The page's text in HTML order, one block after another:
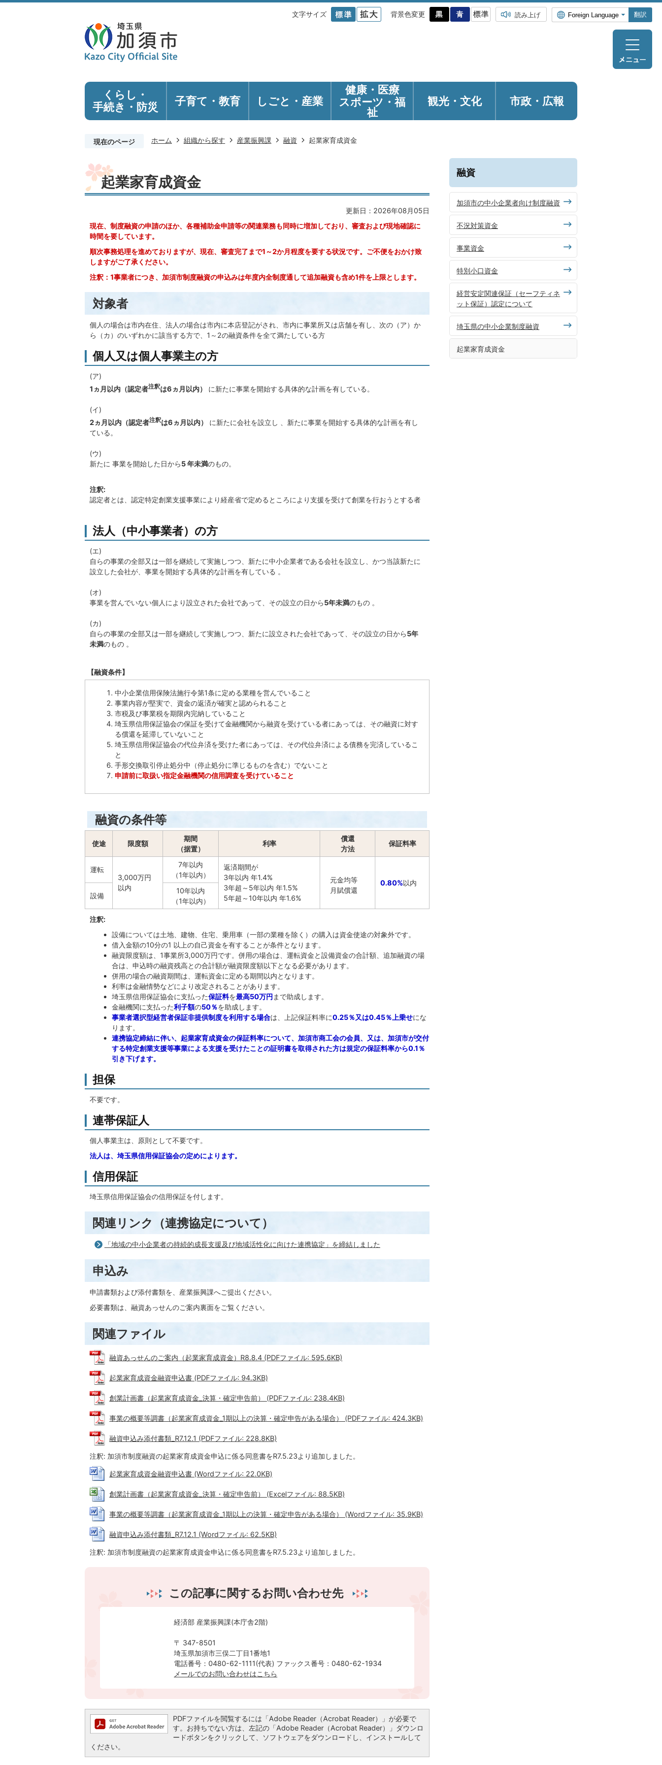
文字サイズ 背景色変更 読み上げ 翻訳
くらし・
手続き ・防災 子育て・教育 しごと・産業
健康・医療
スポーツ・福
祉
観光・ 文化 市政・広報
現在のページ ホーム 組織から探す 産業振興課 融資 起業家育成資金
起業家育成資金
更新日：2026年08月05日
現在、制度融資の申請のほか、各種補助金申請等の関連業務も同時に増加しており、審査および現地確認に
時間を要しています。
順次事務処理を進めておりますが、現在、審査完了まで1～2か月程度を要する状況です。ご不便をおかけ致
しますがご了承ください。
注釈：1事業者につき、加須市制度融資の申込みは年度内全制度通して追加融資も含め1件を上限とします。
対象者
個人の場合は市内在住、法人の場合は市内に本店登記がされ、市内に事業所又は店舗を有し、次の（ア）か
ら（カ）のいずれかに該当する方で、1～2の融資条件を全て満たしている方
個人又は個人事業主の方
(ア)
1ヵ月以内（認定者注釈は6ヵ月以内） に新たに事業を開始する具体的な計画を有している。
(イ)
2ヵ月以内（認定者注釈は6ヵ月以内）
に新たに会社を設立し 、新たに事業を開始する具体的な計画を有し
ている。
(ウ)
新たに 事業を開始した日から5 年未満のもの。
注釈:
認定者とは、認定特定創業支援事業により経産省で定めるところにより支援を受けて創業を行おうとする者
法人（中小事業者）の方
(エ)
自らの事業の全部又は一部を継続して実施しつつ、新たに中小企業者である会社を設立し、かつ当該新たに
設立した会社が、事業を開始する具体的な計画を有している 。
(オ)
事業を営んでいない個人により設立された会社であって、その設立の日から5年未満のもの 。
(カ)
自らの事業の全部又は一部を継続して実施しつつ、新たに設立された会社であって、その設立の日から5年
未満のもの 。
【融資条件】
中小企業信用保険法施行令第1条に定める業種を営んでいること
事業内容が堅実で、資金の返済が確実と認められること
市税及び事業税を期限内完納していること
埼玉県信用保証協会の保証を受けて金融機関から融資を受けている者にあっては、その融資に対す
る償還を延滞していないこと
埼玉県信用保証協会の代位弁済を受けた者にあっては、その代位弁済による債務を完済しているこ
と
手形交換取引停止処分中（停止処分に準じるものを含む）でないこと
申請前に取扱い指定金融機関の信用調査を受けていること
融資の条件等
使途 限度額
期間
（据置）
利率
償還
方法
保証料率
運転
3,000万円
以内
7年以内
（1年以内）
返済期間が
3年以内 年1.4%
3年超～5年以内 年1.5%
5年超～10年以内 年1.6%
元金均等
月賦償還
0.80%以内
設備
10年以内
（1年以内）
注釈:
設備については土地、建物、住宅、乗用車（一部の業種を除く）の購入は資金使途の対象外です。
借入金額の10分の1 以上の自己資金を有することが条件となります。
融資限度額は、1事業所3,000万円です。併用の場合は、運転資金と設備資金の合計額、追加融資の場
合は、申込時の融資残高との合計額が融資限度額以下となる必要があります。
併用の場合の融資期間は、運転資金に定める期間以内となります。
利率は金融情勢などにより改定されることがあります。
埼玉県信用保証協会に支払った保証料を最高50万円 まで助成します。
金融機関に支払った利子額の50％を助成します。
事業者選択型経営者保証非提供制度を利用する場合は、上記保証料率に0.25％又は0.45％上乗せにな
ります。
連携協定締結に伴い、起業家育成資金の保証料率について、加須市商工会の会員、又は、加須市が交付
する特定創業支援等事業による支援を受けたことの証明書を取得された方は規定の保証料率から0.1％
引き下げます。
担保
不要です。
連帯保証人
個人事業主は、原則として不要です。
法人は、埼玉県信用保証協会の定めによります。
信用保証
埼玉県信用保証協会の信用保証を付します。
関連リンク（連携協定について）
「地域の中小企業者の持続的成長支援及び地域活性化に向けた連携協定」を締結しました
申込み
申請書類および添付書類を、産業振興課へご提出ください。
必要書類は、融資あっせんのご案内裏面をご覧ください。
関連ファイル
融資あっせんのご案内（起業家育成資金）R8.8.4 (PDFファイル: 595.6KB)
起業家育成資金融資申込書 (PDFファイル: 94.3KB)
創業計画書（起業家育成資金_決算・確定申告前） (PDFファイル: 238.4KB)
事業の概要等調書（起業家育成資金_1期以上の決算・確定申告がある場合） (PDFファイル: 424.3KB)
融資申込み添付書類_R7.12.1 (PDFファイル: 228.8KB)
注釈: 加須市制度融資の起業家育成資金申込に係る同意書をR7.5.23より追加しました。
起業家育成資金融資申込書 (Wordファイル: 22.0KB)
創業計画書（起業家育成資金_決算・確定申告前） (Excelファイル: 88.5KB)
事業の概要等調書（起業家育成資金_1期以上の決算・確定申告がある場合） (Wordファイル: 35.9KB)
融資申込み添付書類_R7.12.1 (Wordファイル: 62.5KB)
注釈: 加須市制度融資の起業家育成資金申込に係る同意書をR7.5.23より追加しました。
この記事に関するお問い合わせ先
経済部 産業振興課(本庁舎2階)
〒 347-8501
埼玉県加須市三俣二丁目1番地1
電話番号：0480-62-1111(代表) ファックス番号：0480-62-1934
メールでのお問い合わせはこちら
PDFファイルを閲覧するには「Adobe Reader（Acrobat Reader）」が必要で
す。お持ちでない方は、左記の「Adobe Reader（Acrobat Reader）」ダウンロ
ードボタンをクリックして、ソフトウェアをダウンロードし、インストールして
ください。
融資
加須市の中小企業者向け制度融資
不況対策資金
事業資金
特別小口資金
経営安定関連保証（セーフティネ
ット保証）認定について
埼玉県の中小企業制度融資
起業家育成資金